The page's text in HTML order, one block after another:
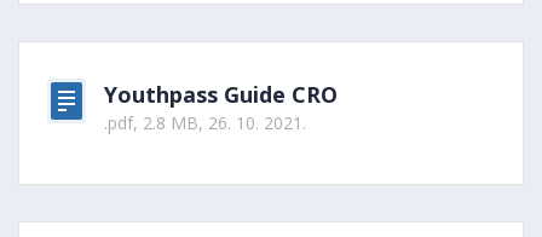
Youthpass Guide CRO
.pdf, 2.8 MB, 26. 10. 2021.